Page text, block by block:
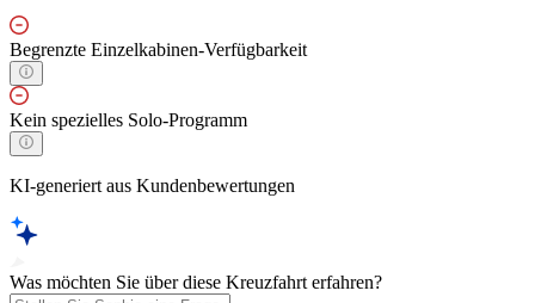
Begrenzte Einzelkabinen-Verfügbarkeit
Kein spezielles Solo-Programm
KI-generiert aus Kundenbewertungen
Was möchten Sie über diese Kreuzfahrt erfahren?